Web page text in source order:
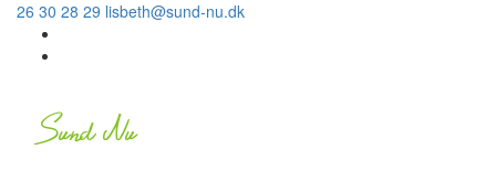
26 30 28 29 lisbeth@sund-nu.dk